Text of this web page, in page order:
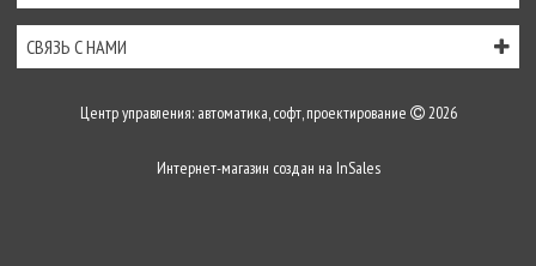
СВЯЗЬ С НАМИ
Центр управления: автоматика, софт, проектирование 2026
Интернет-магазин создан на InSales